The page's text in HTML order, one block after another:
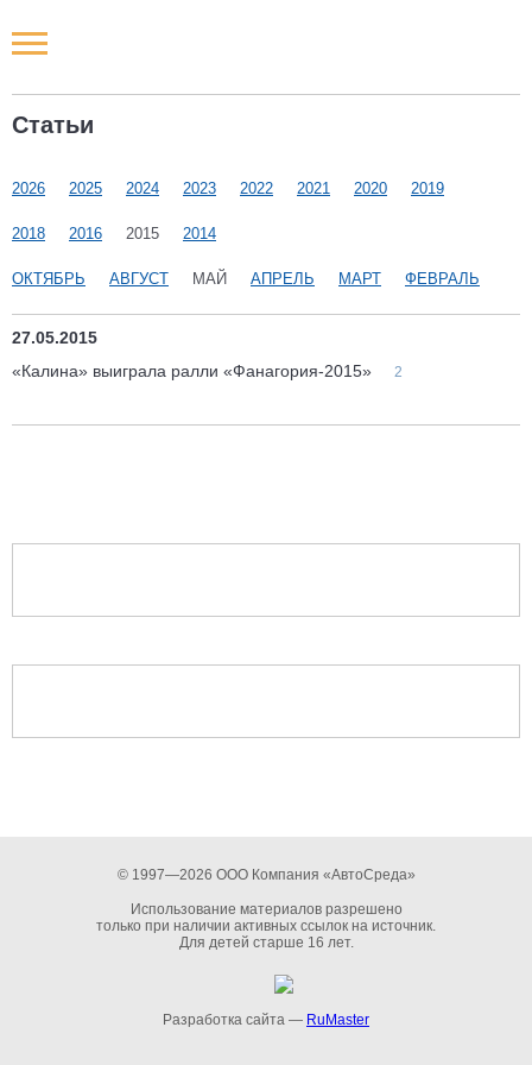
Статьи
2026 2025 2024 2023 2022 2021 2020 2019
2018 2016 2015 2014
ОКТЯБРЬ АВГУСТ МАЙ АПРЕЛЬ МАРТ ФЕВРАЛЬ
27.05.2015
«Калина» выиграла ралли «Фанагория-2015»
2
© 1997—2026 ООО Компания «АвтоСреда»
Использование материалов разрешено
только при наличии активных ссылок на источник.
Для детей старше 16 лет.
Разработка сайта — RuMaster
Новости РФ
Наши мероприятия
Статьи